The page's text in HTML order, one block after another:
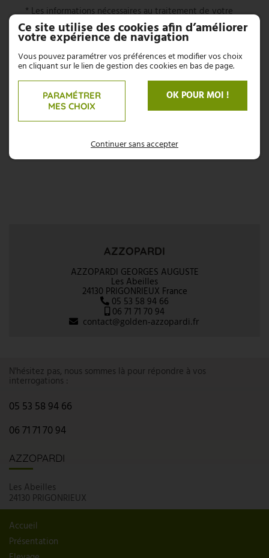
* Les informations nécessaires au traitement de votre
demande sont marquées par un astérisque.
AZZOPARDI
AZZOPARDI GEORGES AUGUSTE
Les Abeilles
24130 PRIGONRIEUX France
05 53 58 94 66
06 71 71 70 94
N'hésitez pas, nous sommes là pour répondre à vos
interrogations :
05 53 58 94 66
06 71 71 70 94
AZZOPARDI
Les Abeilles
24130 PRIGONRIEUX
Accueil
Présentation
Ce site utilise des cookies afin d’améliorer
votre expérience de navigation
Vous pouvez paramétrer vos préférences et modifier vos choix
en cliquant sur le lien de gestion des cookies en bas de page.
PARAMÉTRER
MES CHOIX
OK POUR MOI !
Continuer sans accepter